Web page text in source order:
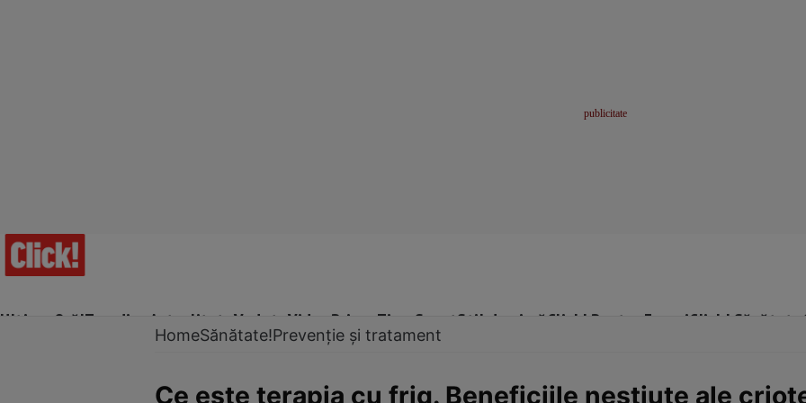
Ultima Oră!Trending Actualitate Vedete Video Prime Time SportStil de viațăClick! Pentru FemeiClick! Sănătate
HomeSănătate!Prevenție și tratament
Ce este terapia cu frig. Beneficiile neștiute ale